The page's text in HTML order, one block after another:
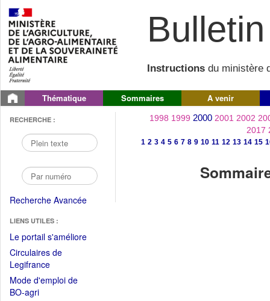
Instructions du ministère
Thématique Sommaires A venir
RECHERCHE :
Recherche Avancée
LIENS UTILES :
Le portail s'améliore(Fichier
Circulaires de
Legifrance(Ouvrir
dans
une
Mode d'emploi de
BO-agri(Ouvrir
1998 1999 2000 2001 2002
2017
1 2 3 4 5 6 7 8 9 10 11 12 13 14 15